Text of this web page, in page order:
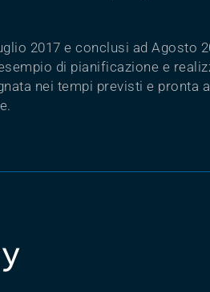
2017 e conclusi ad Agosto
di pianificazione e
nei tempi previsti e pronta